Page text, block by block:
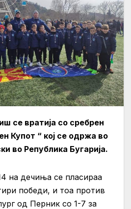
се вратија со сребрен
Купот “ кој се одржа во
во Република Бугарија.
на дечиња се пласираа
победи, и тоа против
од Перник со 1-7 за